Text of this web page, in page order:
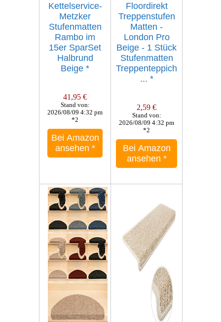
Kettelservice-
Metzker
Stufenmatten
Rambo im
15er SparSet
Halbrund
Beige *
41,95 €
Stand von:
2026/08/09 4:32 pm
*2
Bei Amazon
ansehen *
Floordirekt
Treppenstufen
Matten -
London Pro
Beige - 1 Stück
Stufenmatten
Treppenteppich
... *
2,59 €
Stand von:
2026/08/09 4:32 pm
*2
Bei Amazon
ansehen *